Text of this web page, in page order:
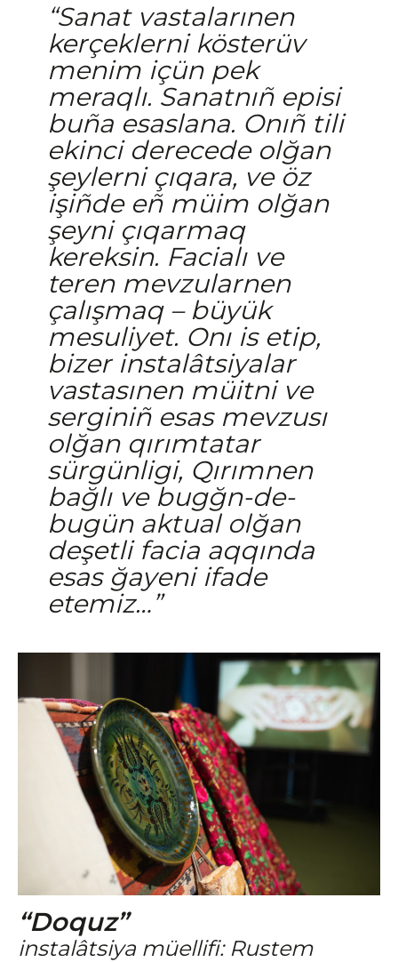
“Sanat vastalarınen
kerçeklerni kösterüv
menim içün pek
meraqlı. Sanatnıñ episi
buña esaslana. Onıñ tili
ekinci derecede olğan
şeylerni çıqara, ve öz
işiñde eñ müim olğan
şeyni çıqarmaq
kereksin. Facialı ve
teren mevzularnen
çalışmaq – büyük
mesuliyet. Onı is etip,
bizer instalâtsiyalar
vastasınen müitni ve
serginiñ esas mevzusı
olğan qırımtatar
sürgünligi, Qırımnen
bağlı ve bugğn-de-
bugün aktual olğan
deşetli facia aqqında
esas ğayeni ifade
etemiz…”
“Doquz”
instalâtsiya müellifi: Rustem